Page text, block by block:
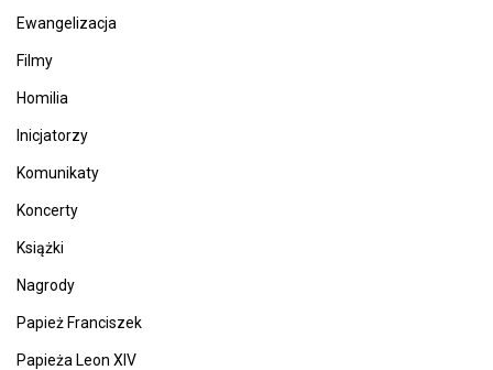
Ewangelizacja
Filmy
Homilia
Inicjatorzy
Komunikaty
Koncerty
Książki
Nagrody
Papież Franciszek
Papieża Leon XIV